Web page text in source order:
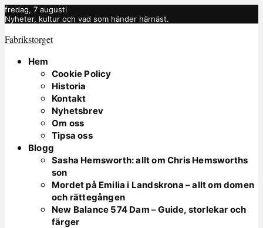
fredag, 7 augusti
Nyheter, kultur och vad som händer härnäst.
Fabrikstorget
Hem
Cookie Policy
Historia
Kontakt
Nyhetsbrev
Om oss
Tipsa oss
Blogg
Sasha Hemsworth: allt om Chris Hemsworths
son
Mordet på Emilia i Landskrona – allt om domen
och rättegången
New Balance 574 Dam – Guide, storlekar och
färger